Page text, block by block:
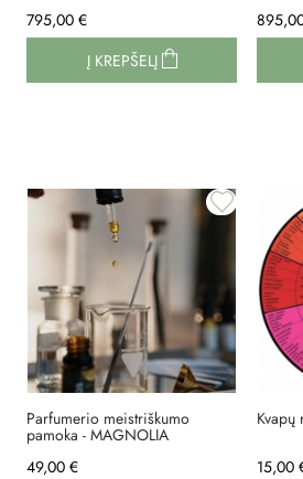
795,00 €
Į KREPŠELĮ
Parfumerio meistriškumo
pamoka - MAGNOLIA
49,00 €
Kvapų
15,00